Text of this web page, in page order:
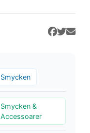
Smycken
Smycken &
Accessoarer